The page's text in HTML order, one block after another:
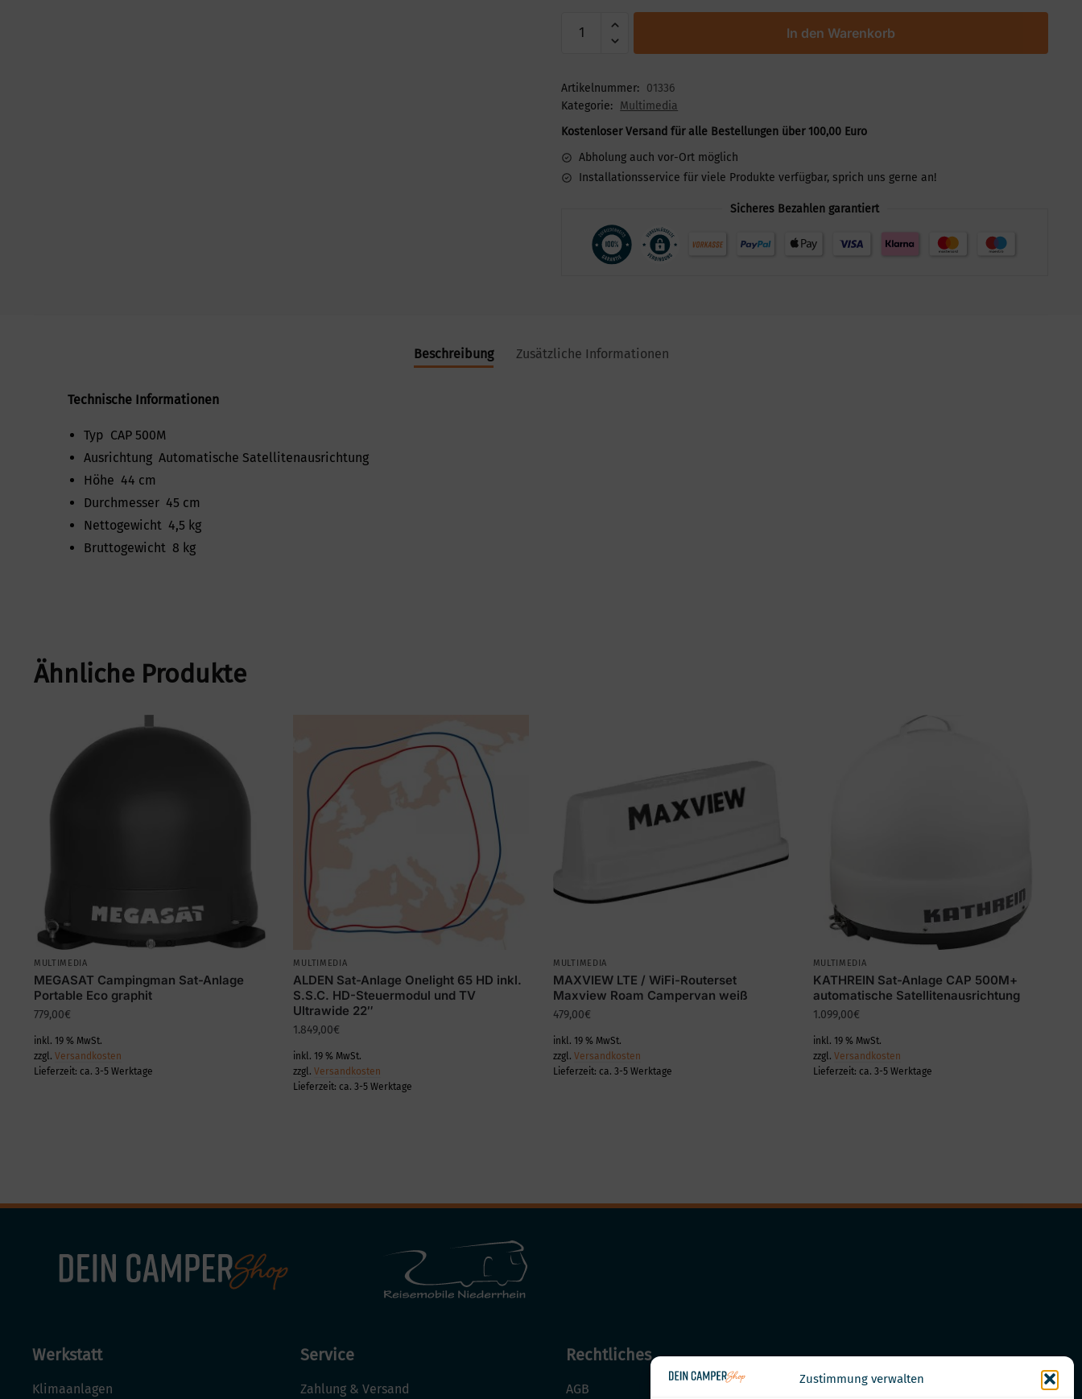
Zustimmung verwalten
In den Warenkorb
Artikelnummer: 01336
Kategorie: Multimedia
Kostenloser Versand für alle Bestellungen über 100,00 Euro
Abholung auch vor-Ort möglich
Installationsservice für viele Produkte verfügbar, sprich uns gerne an!
Sicheres Bezahlen garantiert
Beschreibung Zusätzliche Informationen
Technische Informationen
Typ CAP 500M
Ausrichtung Automatische Satellitenausrichtung
Höhe 44 cm
Durchmesser 45 cm
Nettogewicht 4,5 kg
Bruttogewicht 8 kg
Ähnliche Produkte
MULTIMEDIA
MEGASAT Campingman Sat-Anlage
Portable Eco graphit
779,00€
inkl. 19 % MwSt.
zzgl. Versandkosten
Lieferzeit: ca. 3-5 Werktage
MULTIMEDIA
ALDEN Sat-Anlage Onelight 65 HD inkl.
S.S.C. HD-Steuermodul und TV
Ultrawide 22″
1.849,00€
inkl. 19 % MwSt.
zzgl.Versandkosten
Lieferzeit: ca. 3-5 Werktage
MULTIMEDIA
MAXVIEW LTE / WiFi-Routerset
Maxview Roam Campervan weiß
479,00€
inkl. 19 % MwSt.
zzgl. Versandkosten
Lieferzeit: ca. 3-5 Werktage
MULTIMEDIA
KATHREIN Sat-Anlage CAP 500M+
automatische Satellitenausrichtung
1.099,00€
inkl. 19 % MwSt.
zzgl. Versandkosten
Lieferzeit: ca. 3-5 Werktage
Werkstatt
Klimaanlagen
Service
Zahlung & Versand
Rechtliches
AGB